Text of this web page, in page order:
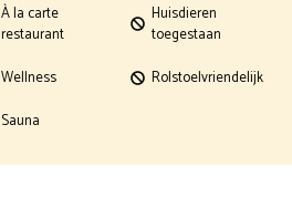
À la carte
restaurant
Wellness
Sauna
Huisdieren
toegestaan
Rolstoelvriendelijk